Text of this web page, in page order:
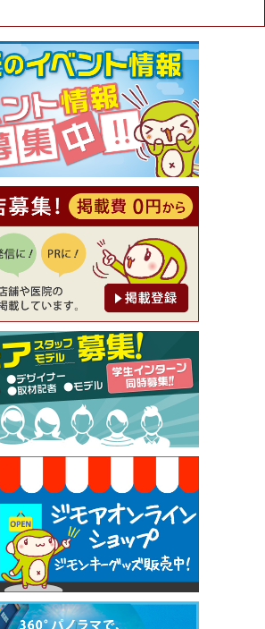
特典★ お会計より全品5％OFF（ナチ
ドメイドショップ［マキマキ］）
9月30日まで
定①】初回割引 特価 VIO脱毛11,000円
メンズ専門ワックス脱毛サロン Mickle
）
9月30日
特典2】コース 3,500円→3,000円（料
飲み放題）（創作イタリアン Pia Cu
オーレ））
9月30日
者特典1】料理全品20％OFF ※18時以
リアン Pia Cuore（ピアクオーレ））
9月30日
定②】初回割引 特価 鼻毛脱毛 半額 2,2
円（メンズ専門ワックス脱毛サロン Mi
ル））
9月30日
定特典①】まつ毛カール 3,850円→ 2,7
（プルミエール））
9月30日
皿サービス（餃子酒場たっちゃん 西
月30日